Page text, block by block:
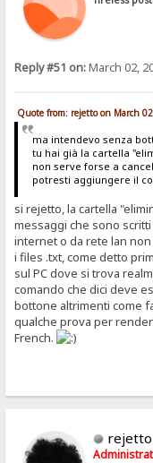
Reply #51 on:March 02,
Quote from: rejetto on March
ma intendevo senza
tu hai già la cartella
non serve forse a
potresti aggiungere il
si rejetto, la cartella
messaggi che sono
internet o da rete lan
i files .txt, come detto
sul PC dove si trova
comando che dici deve
bottone altrimenti come
qualche prova per
French.
rejetto